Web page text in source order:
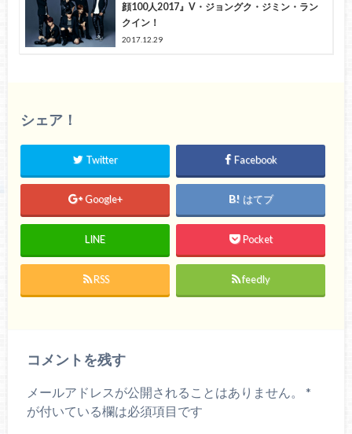
顔100人2017』V・ジョングク・ジミン・ラン
クイン！
2017.12.29
シェア！
Twitter Facebook
Google+ はてブ
LINE Pocket
RSS feedly
コメントを残す
メールアドレスが公開されることはありません。
*
が付いている欄は必須項目です